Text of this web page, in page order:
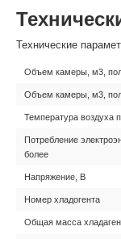
Технические
Объем камеры, м3,
Объем камеры, м3,
Температура воздуха
Потребление
более
Напряжение, В
Номер хладогента
Общая масса